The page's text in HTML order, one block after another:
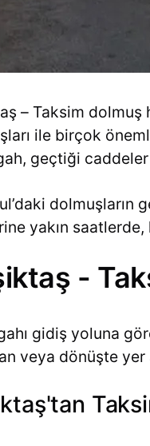
– Taksim dolmuş
ile birçok
geçtiği
dolmuşların
yakın
-
gidiş yoluna
veya dönüşte